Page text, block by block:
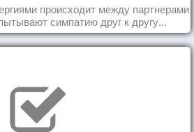
происходит между партнерами
симпатию друг к другу...